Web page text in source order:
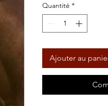
Quantité *
Ajouter au